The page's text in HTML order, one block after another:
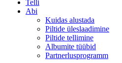
Telli
Abi
Kuidas alustada
Piltide üleslaadimine
Piltide tellimine
Albumite tüübid
Partnerlusprogramm